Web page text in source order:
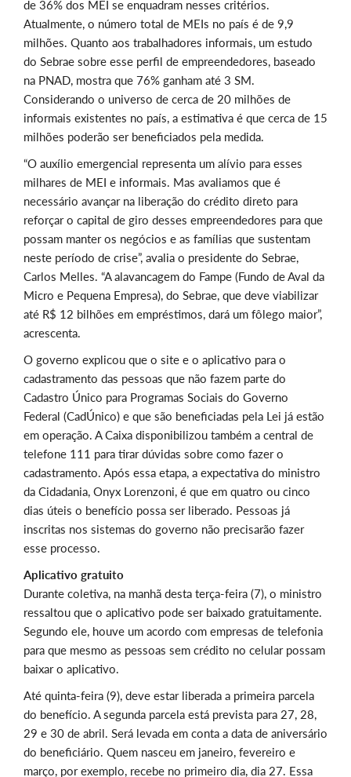
de 36% dos MEI se enquadram nesses critérios.
Atualmente, o número total de MEIs no país é de 9,9
milhões. Quanto aos trabalhadores informais, um estudo
do Sebrae sobre esse perfil de empreendedores, baseado
na PNAD, mostra que 76% ganham até 3 SM.
Considerando o universo de cerca de 20 milhões de
informais existentes no país, a estimativa é que cerca de 15
milhões poderão ser beneficiados pela medida.
“O auxílio emergencial representa um alívio para esses
milhares de MEI e informais. Mas avaliamos que é
necessário avançar na liberação do crédito direto para
reforçar o capital de giro desses empreendedores para que
possam manter os negócios e as famílias que sustentam
neste período de crise”, avalia o presidente do Sebrae,
Carlos Melles. “A alavancagem do Fampe (Fundo de Aval da
Micro e Pequena Empresa), do Sebrae, que deve viabilizar
até R$ 12 bilhões em empréstimos, dará um fôlego maior”,
acrescenta.
O governo explicou que o site e o aplicativo para o
cadastramento das pessoas que não fazem parte do
Cadastro Único para Programas Sociais do Governo
Federal (CadÚnico) e que são beneficiadas pela Lei já estão
em operação. A Caixa disponibilizou também a central de
telefone 111 para tirar dúvidas sobre como fazer o
cadastramento. Após essa etapa, a expectativa do ministro
da Cidadania, Onyx Lorenzoni, é que em quatro ou cinco
dias úteis o benefício possa ser liberado. Pessoas já
inscritas nos sistemas do governo não precisarão fazer
esse processo.
Aplicativo gratuito
Durante coletiva, na manhã desta terça-feira (7), o ministro
ressaltou que o aplicativo pode ser baixado gratuitamente.
Segundo ele, houve um acordo com empresas de telefonia
para que mesmo as pessoas sem crédito no celular possam
baixar o aplicativo.
Até quinta-feira (9), deve estar liberada a primeira parcela
do benefício. A segunda parcela está prevista para 27, 28,
29 e 30 de abril. Será levada em conta a data de aniversário
do beneficiário. Quem nasceu em janeiro, fevereiro e
março, por exemplo, recebe no primeiro dia, dia 27. Essa